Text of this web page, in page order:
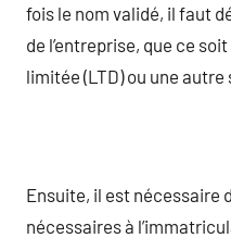
fois le nom validé, il faut
de l’entreprise, que ce
limitée (LTD) ou une
Ensuite, il est nécessaire
nécessaires à